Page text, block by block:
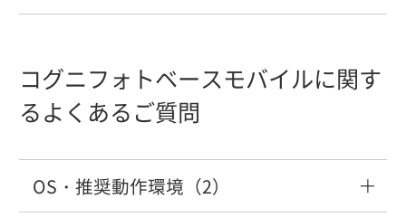
をするにはどのような方法があります
【塗装】2トーンの塗装をする場合、塗装
【塗装】高機能塗装をした場合、高機能
「ファイルのバージョンが違うか、サポ
ートされていない形式のファイルで
す。」というエラーが出て見積りが開け
ない
【ワークスペース容量拡大】クレジット
【有料サービス】決済失敗時の対応方法
クレジットカード情報の変更方法につい
コード）が求められる
コグニフォトベースにログインできない
コグニフォトベースのログイン画面を表
示したい。
ユーザー名、店舗・拠点、電話番号を変
ほかの担当者のメールアドレスを変更し
案件から画像を削除する方法を知りたい
コグニフォトベースからコグニセブンの
見積り・画像ファイルを登録する方法
コグニフォトベースの案件作成から画
像・見積書伝送までの操作
定が無いため処理が実行できません。]と
コグニフォトベースの案件作成から画
コグニセブンからコグニフォトベースへ
ントがあるため～」のエラーで店舗を廃
止できない
コグニフォトベースで画像が見つからな
い
受付番号を修正したい
ロードしたい（画像の一括ダウンロー
ド）
ト）の考え方を知りたい。
新規アカウントの登録方法を知りたい
りたい
からない
コグニセブンからコグニフォトベースへ
【ワークスペース容量拡大】ワークスペ
ースの容量を拡大したい
ワークスペースの画像が見つからない
トリスト登録
コグニフォトベースモバイルに関す
るよくあるご質問
OS・推奨動作環境（2）